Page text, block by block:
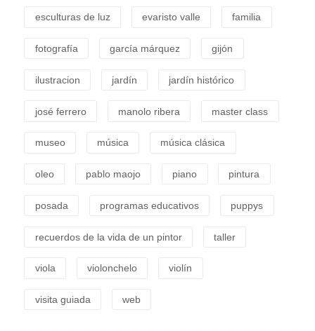
esculturas de luz evaristo valle familia
fotografía garcía márquez gijón
ilustracion jardín jardín histórico
josé ferrero manolo ribera master class
museo música música clásica
oleo pablo maojo piano pintura
posada programas educativos puppys
recuerdos de la vida de un pintor taller
viola violonchelo violín
visita guiada web